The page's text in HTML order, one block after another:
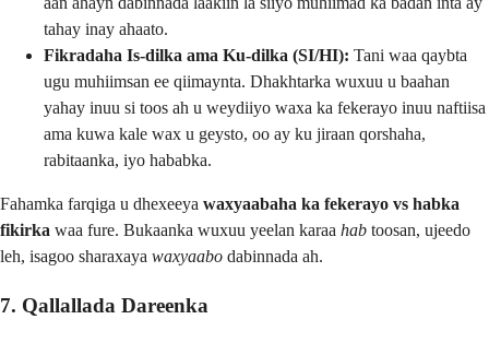
tahay inay ahaato.
Fikradaha Is-dilka ama Ku-dilka (SI/HI): Tani waa qaybta
ugu muhiimsan ee qiimaynta. Dhakhtarka wuxuu u baahan
yahay inuu si toos ah u weydiiyo waxa ka fekerayo inuu naftiisa
ama kuwa kale wax u geysto, oo ay ku jiraan qorshaha,
rabitaanka, iyo hababka.
Fahamka farqiga u dhexeeya waxyaabaha ka fekerayo vs habka
fikirka waa fure. Bukaanka wuxuu yeelan karaa hab toosan, ujeedo
leh, isagoo sharaxaya waxyaabo dabinnada ah.
7. Qallallada Dareenka